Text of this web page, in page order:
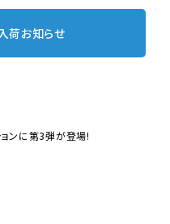
荷お知らせ
ンに第3弾が登場!